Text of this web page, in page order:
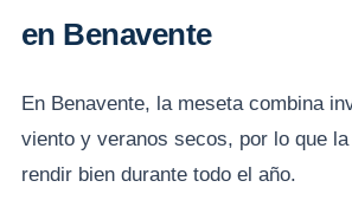
en Benavente
En Benavente, la meseta combina
viento y veranos secos, por lo que
rendir bien durante todo el año.